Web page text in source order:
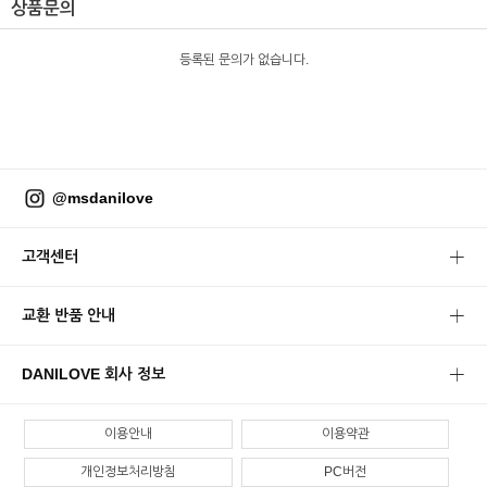
상품문의
등록된 문의가 없습니다.
@msdanilove
고객센터
교환 반품 안내
DANILOVE 회사 정보
이용안내 이용약관
개인정보처리방침 PC버전